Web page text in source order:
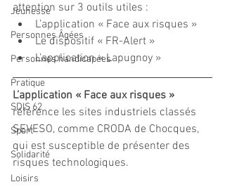
Jeunesse
Personnes Âgées
Personnes handicapées
Pratique
SDIS 62
Sport
Solidarité
Loisirs
attention sur 3 outils utiles :
L’application « Face aux risques »
Le dispositif « FR-Alert »
L’application « Lapugnoy »
L’application « Face aux risques »
référence les sites industriels classés
SEVESO, comme CRODA de Chocques,
qui est susceptible de présenter des
risques technologiques.